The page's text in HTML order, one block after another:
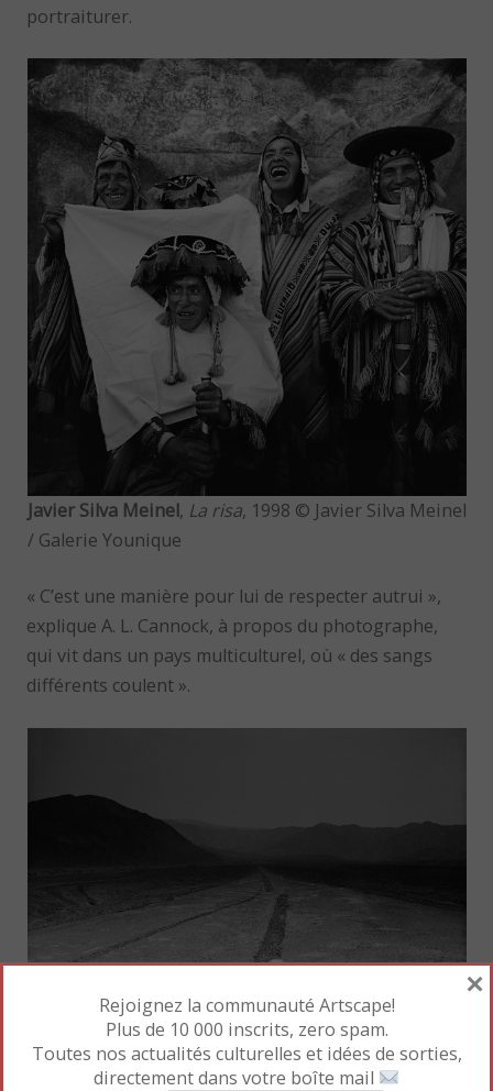
portraiturer.
Javier Silva Meinel, La risa, 1998 © Javier Silva Meinel
/ Galerie Younique
« C’est une manière pour lui de respecter autrui »,
explique A. L. Cannock, à propos du photographe,
qui vit dans un pays multiculturel, où « des sangs
différents coulent ».
Rejoignez la communauté Artscape!
Plus de 10 000 inscrits, zero spam.
Toutes nos actualités culturelles et idées de sorties,
directement dans votre boîte mail
×